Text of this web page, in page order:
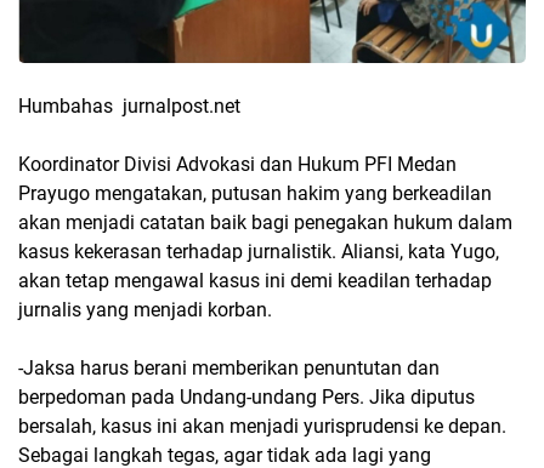
Humbahas jurnalpost.net
Koordinator Divisi Advokasi dan Hukum PFI Medan
Prayugo mengatakan, putusan hakim yang berkeadilan
akan menjadi catatan baik bagi penegakan hukum dalam
kasus kekerasan terhadap jurnalistik. Aliansi, kata Yugo,
akan tetap mengawal kasus ini demi keadilan terhadap
jurnalis yang menjadi korban.
-Jaksa harus berani memberikan penuntutan dan
berpedoman pada Undang-undang Pers. Jika diputus
bersalah, kasus ini akan menjadi yurisprudensi ke depan.
Sebagai langkah tegas, agar tidak ada lagi yang